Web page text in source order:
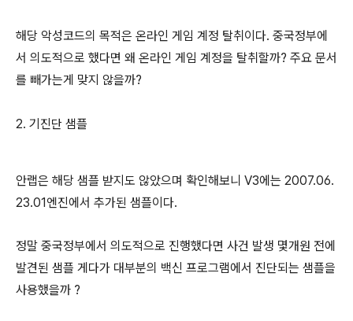
해당 악성코드의 목적은 온라인 게임 계정 탈취이다. 중국정부에
서 의도적으로 했다면 왜 온라인 게임 계정을 탈취할까? 주요 문서
를 빼가는게 맞지 않을까?
2. 기진단 샘플
안랩은 해당 샘플 받지도 않았으며 확인해보니 V3에는 2007.06.
23.01엔진에서 추가된 샘플이다.
정말 중국정부에서 의도적으로 진행했다면 사건 발생 몇개원 전에
발견된 샘플 게다가 대부분의 백신 프로그램에서 진단되는 샘플을
사용했을까 ?